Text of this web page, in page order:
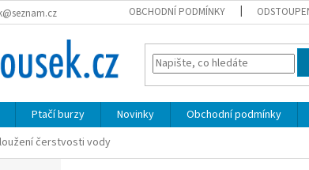
OBCHODNÍ PODMÍNKY
Ptačí burzy Novinky Obchodní podmínky
čerstvosti vody